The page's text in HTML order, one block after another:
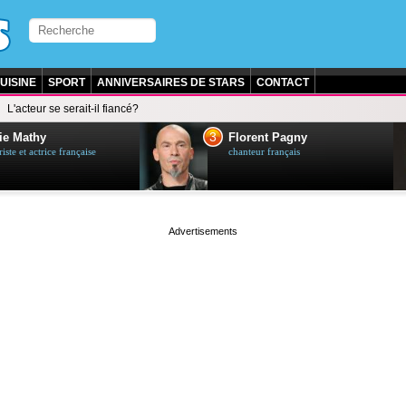
SPORT ANNIVERSAIRES DE STARS CONTACT
L'acteur se serait-il fiancé?
Mathy
et actrice française
3 Florent Pagny
chanteur français